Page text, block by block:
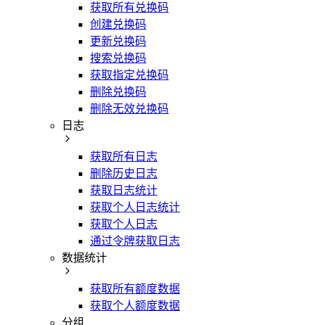
获取所有兑换码
创建兑换码
更新兑换码
搜索兑换码
获取指定兑换码
删除兑换码
删除无效兑换码
日志
获取所有日志
删除历史日志
获取日志统计
获取个人日志统计
获取个人日志
通过令牌获取日志
数据统计
获取所有额度数据
获取个人额度数据
分组